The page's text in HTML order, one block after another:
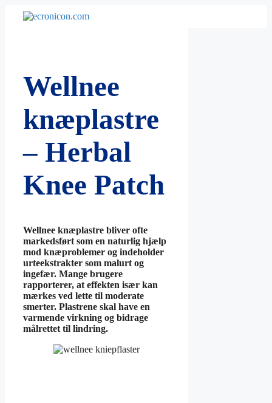
Wellnee
knæplastre
– Herbal
Knee Patch
Wellnee knæplastre bliver ofte
markedsført som en naturlig hjælp
mod knæproblemer og indeholder
urteekstrakter som malurt og
ingefær. Mange brugere
rapporterer, at effekten især kan
mærkes ved lette til moderate
smerter. Plastrene skal have en
varmende virkning og bidrage
målrettet til lindring.